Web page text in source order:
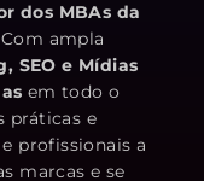
dos MBAs da
ampla
SEO e Mídias
em todo o
práticas e
profissionais a
marcas e se